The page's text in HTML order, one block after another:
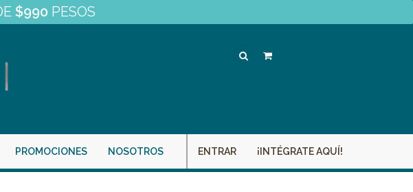
$990 PESOS
Search
PROMOCIONES NOSOTROS ENTRAR ¡INTÉGRATE AQUÍ!